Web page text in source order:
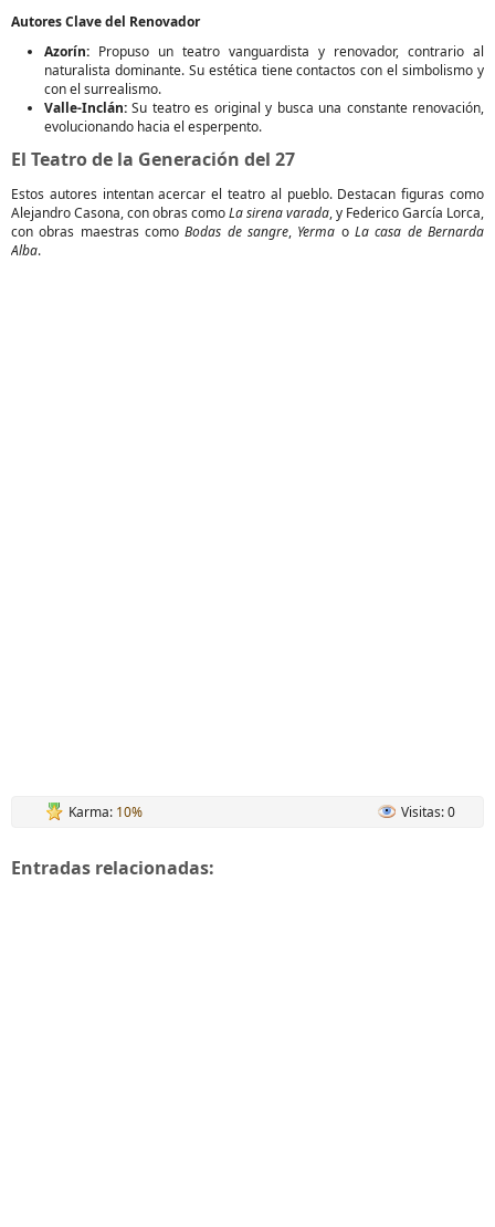
Autores Clave del Renovador
Azorín: Propuso un teatro vanguardista y renovador, contrario al
naturalista dominante. Su estética tiene contactos con el simbolismo y
con el surrealismo.
Valle-Inclán: Su teatro es original y busca una constante renovación,
evolucionando hacia el esperpento.
El Teatro de la Generación del 27
Estos autores intentan acercar el teatro al pueblo. Destacan figuras como
Alejandro Casona, con obras comoLa sirena varada, y Federico García Lorca,
con obras maestras comoBodas de sangre, Yerma oLa casa de Bernarda
Alba.
Karma: 10% Visitas: 0
Entradas relacionadas: